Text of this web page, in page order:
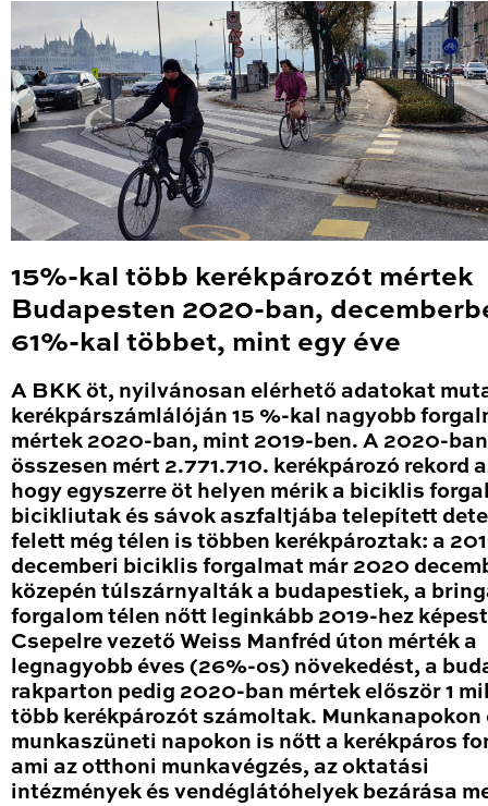
15%-kal több kerékpározót mértek
Budapesten 2020-ban,
61%-kal többet, mint egy éve
A BKK öt, nyilvánosan elérhető adatokat
kerékpárszámlálóján 15 %-kal nagyobb
mértek 2020-ban, mint 2019-ben. A 2020-ban
összesen mért 2.771.710. kerékpározó rekord
hogy egyszerre öt helyen mérik a biciklis
bicikliutak és sávok aszfaltjába telepített
felett még télen is többen kerékpároztak: a
decemberi biciklis forgalmat már 2020
közepén túlszárnyalták a budapestiek, a
forgalom télen nőtt leginkább 2019-hez
Csepelre vezető Weiss Manfréd úton mérték a
legnagyobb éves (26%-os) növekedést, a
rakparton pedig 2020-ban mértek először 1
több kerékpározót számoltak. Munkanapokon
munkaszüneti napokon is nőtt a kerékpáros
ami az otthoni munkavégzés, az oktatási
intézmények és vendéglátóhelyek bezárása